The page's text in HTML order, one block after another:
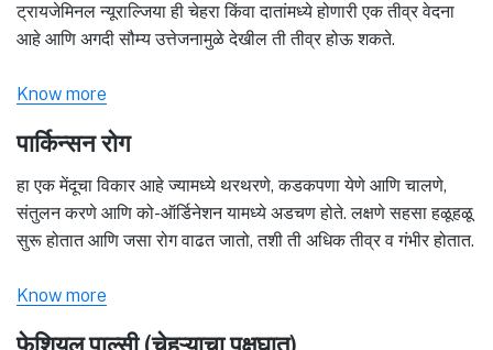
ट्रायजेमिनल न्यूराल्जिया ही चेहरा किंवा दातांमध्ये होणारी एक तीव्र वेदना
आहे आणि अगदी सौम्य उत्तेजनामुळे देखील ती तीव्र होऊ शकते.
Know more
पार्किन्सन रोग
हा एक मेंदूचा विकार आहे ज्यामध्ये थरथरणे, कडकपणा येणे आणि चालणे,
संतुलन करणे आणि को-ऑर्डिनेशन यामध्ये अडचण होते. लक्षणे सहसा हळूहळू
सुरू होतात आणि जसा रोग वाढत जातो, तशी ती अधिक तीव्र व गंभीर होतात.
Know more